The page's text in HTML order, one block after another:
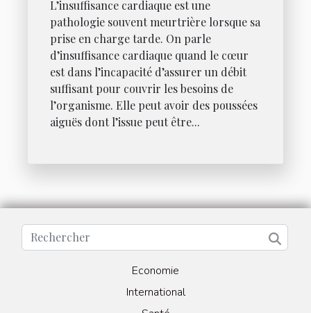
L’insuffisance cardiaque est une
pathologie souvent meurtrière lorsque sa
prise en charge tarde. On parle
d’insuffisance cardiaque quand le cœur
est dans l’incapacité d’assurer un débit
suffisant pour couvrir les besoins de
l’organisme. Elle peut avoir des poussées
aiguës dont l’issue peut être...
Economie
International